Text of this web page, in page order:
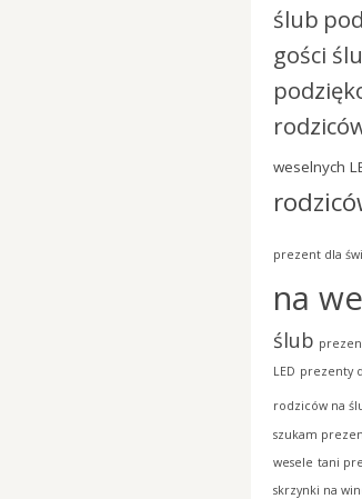
ślub
gości
weselnych
prezent dla
na
ślub
LED prezenty
rodziców na
szukam
wesele tani
skrzynki na